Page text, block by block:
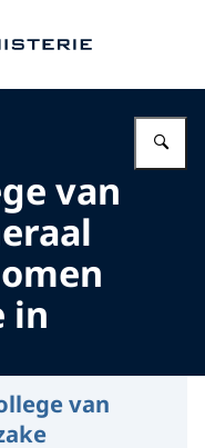
van
in
van